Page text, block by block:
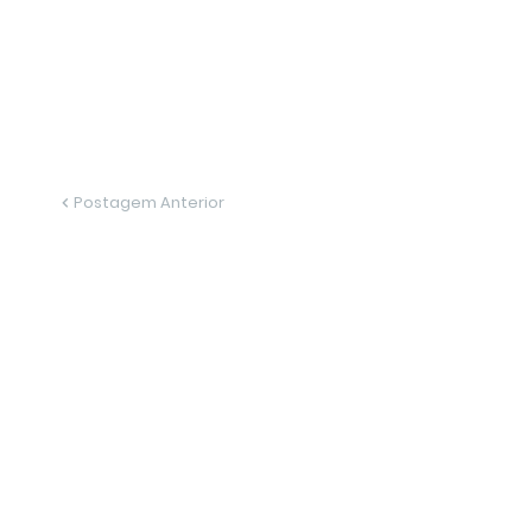
Postagem Anterior